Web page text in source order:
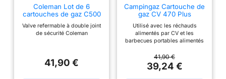
Coleman Lot de 6
cartouches de gaz C500
Valve refermable à double joint
de sécurité Coleman
41,90 €
Campingaz Cartouche de
gaz CV 470 Plus
Utilisé avec les réchauds
alimentés par CV et les
barbecues portables alimentés
41,90 €
39,24 €